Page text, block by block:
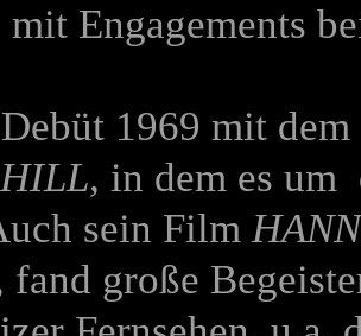
Engagements
1969 mit
, in dem es
sein Film
fand große